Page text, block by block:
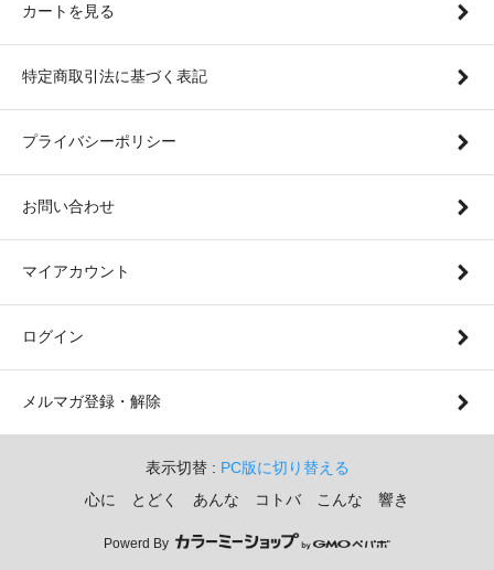
カートを見る
特定商取引法に基づく表記
プライバシーポリシー
お問い合わせ
マイアカウント
ログイン
メルマガ登録・解除
表示切替 : PC版に切り替える
心に とどく あんな コトバ こんな 響き
Powerd By